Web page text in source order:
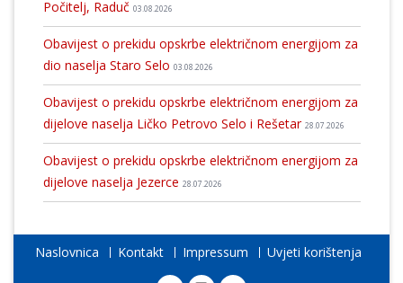
Počitelj, Raduč 03.08.2026
Obavijest o prekidu opskrbe električnom energijom za
dio naselja Staro Selo 03.08.2026
Obavijest o prekidu opskrbe električnom energijom za
dijelove naselja Ličko Petrovo Selo i Rešetar 28.07.2026
Obavijest o prekidu opskrbe električnom energijom za
dijelove naselja Jezerce 28.07.2026
Naslovnica Kontakt Impressum Uvjeti korištenja